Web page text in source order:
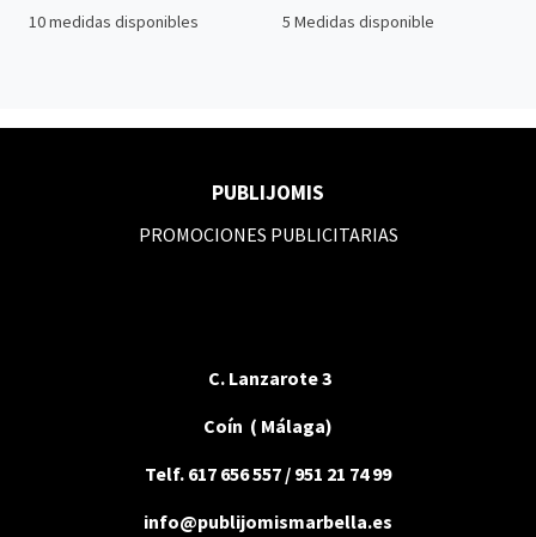
10 medidas disponibles 5 Medidas disponible
PUBLIJOMIS
PROMOCIONES PUBLICITARIAS
C. Lanzarote 3
Coín ( Málaga)
Telf. 617 656 557 / 951 21 74 99
info@publijomismarbella.es